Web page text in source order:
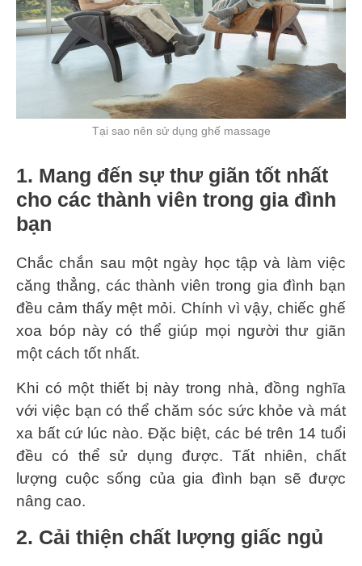
Tại sao nên sử dụng ghế massage
1. Mang đến sự thư giãn tốt nhất
cho các thành viên trong gia đình
bạn
Chắc chắn sau một ngày học tập và làm việc
căng thẳng, các thành viên trong gia đình bạn
đều cảm thấy mệt mỏi. Chính vì vậy, chiếc ghế
xoa bóp này có thể giúp mọi người thư giãn
một cách tốt nhất.
Khi có một thiết bị này trong nhà, đồng nghĩa
với việc bạn có thể chăm sóc sức khỏe và mát
xa bất cứ lúc nào. Đặc biệt, các bé trên 14 tuổi
đều có thể sử dụng được. Tất nhiên, chất
lượng cuộc sống của gia đình bạn sẽ được
nâng cao.
2. Cải thiện chất lượng giấc ngủ